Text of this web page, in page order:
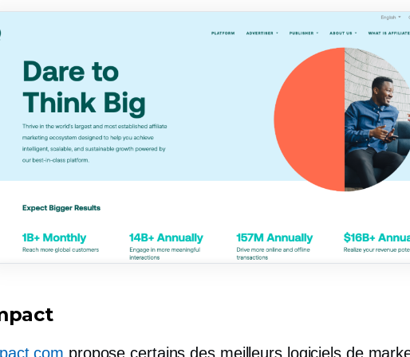
propose certains des meilleurs logiciels de